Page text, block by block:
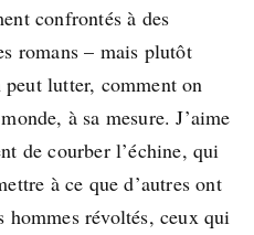
confrontés à des
romans – mais plutôt
lutter, comment on
à sa mesure. J’aime
de courber l’échine, qui
à ce que d’autres ont
hommes révoltés, ceux qui